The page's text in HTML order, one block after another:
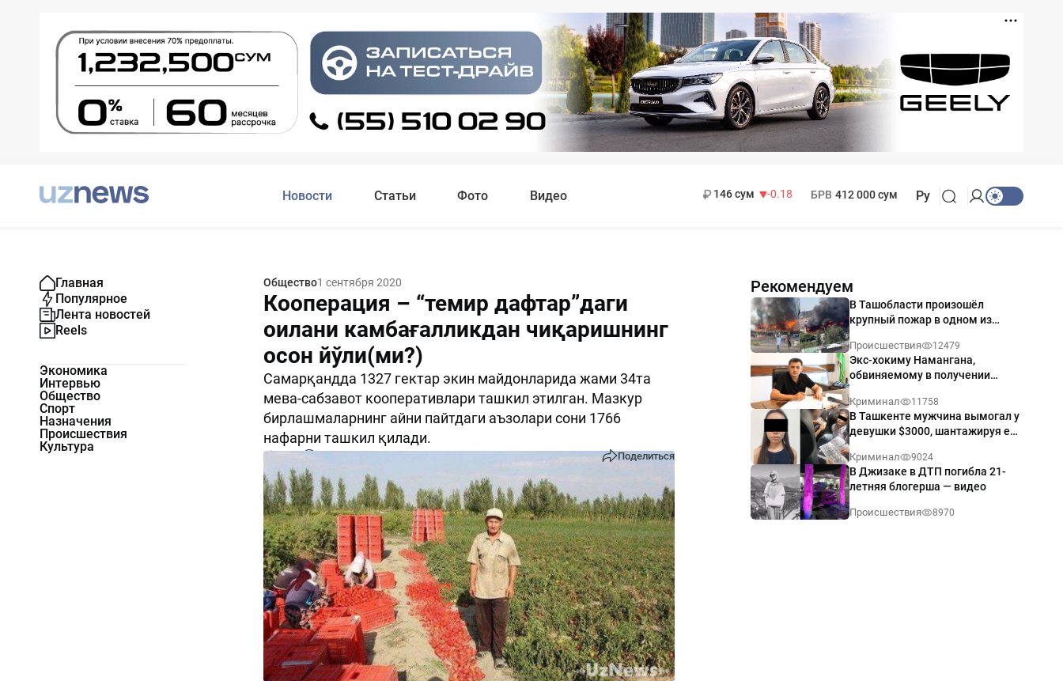
Новости Статьи Фото Видео
146 сум
-0.18
БРВ 412 000 сум Ру
Главная
Популярное
Лента новостей
Reels
Экономика
Интервью
Общество
Спорт
Назначения
Происшествия
Культура
Общество1 сентября 2020
Кооперация – “темир дафтар”даги
оилани камбағалликдан чиқаришнинг
осон йўли(ми?)
Самарқандда 1327 гектар экин майдонларида жами 34та
мева-сабзавот кооперативлари ташкил этилган. Мазкур
бирлашмаларнинг айни пайтдаги аъзолари сони 1766
нафарни ташкил қилади.
2324 Поделиться
Рекомендуем
В Ташобласти произошёл
крупный пожар в одном из
Происшествия 12479
Экс-хокиму Намангана,
обвиняемому в получении
приговор
Криминал 11758
В Ташкенте мужчина вымогал у
девушки $3000, шантажируя её
Криминал 9024
В Джизаке в ДТП погибла 21-
летняя блогерша — видео
Происшествия 8970